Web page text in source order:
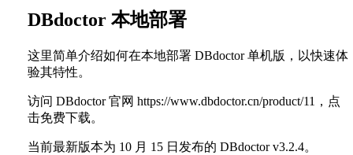
DBdoctor 本地部署
这里简单介绍如何在本地部署 DBdoctor 单机版，以快速体
验其特性。
访问 DBdoctor 官网 https://www.dbdoctor.cn/product/11，点
击免费下载。
当前最新版本为 10 月 15 日发布的 DBdoctor v3.2.4。